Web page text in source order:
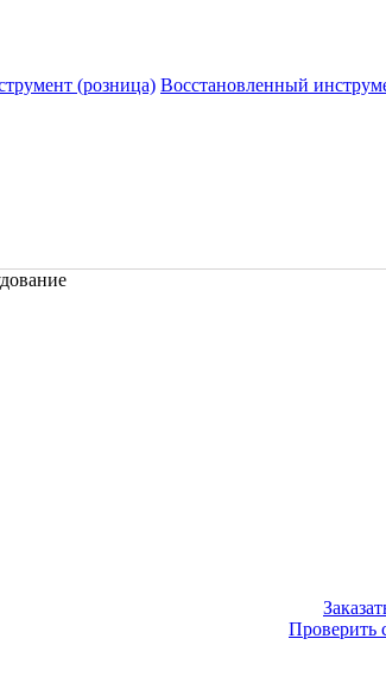
(розница) Восстановленный
Проверить